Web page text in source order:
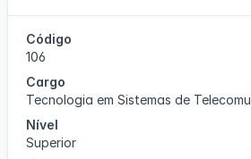
Código
106
Cargo
Tecnologia em Sistemas de
Nível
Superior